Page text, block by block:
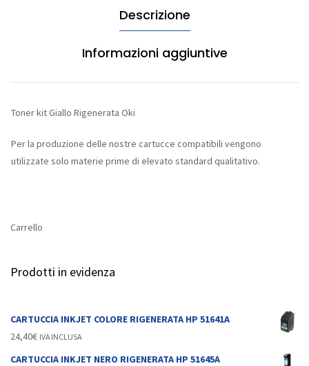
Descrizione
Informazioni aggiuntive
Toner kit Giallo Rigenerata Oki
Per la produzione delle nostre cartucce compatibili vengono
utilizzate solo materie prime di elevato standard qualitativo.
Carrello
Prodotti in evidenza
CARTUCCIA INKJET COLORE RIGENERATA HP 51641A
24,40€ IVA INCLUSA
CARTUCCIA INKJET NERO RIGENERATA HP 51645A